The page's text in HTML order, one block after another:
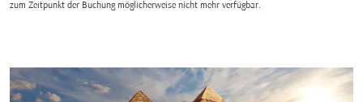
zum Zeitpunkt der Buchung möglicherweise nicht mehr verfügbar.